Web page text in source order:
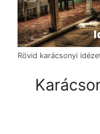
Rövid karácsonyi